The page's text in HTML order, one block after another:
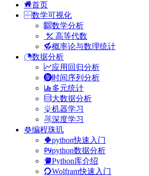
首页
数学可视化
数学分析
高等代数
概率论与数理统计
数据分析
应用回归分析
时间序列分析
多元统计
大数据分析
机器学习
深度学习
编程珠玑
python快速入门
python数据分析
Python库介绍
Wolfram快速入门